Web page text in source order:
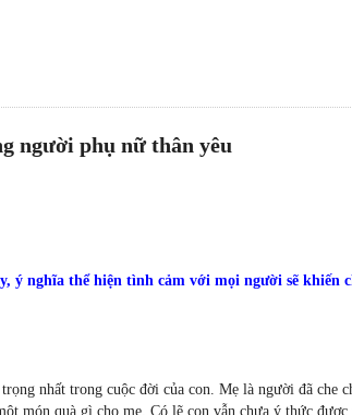
người phụ nữ thân yêu
ý nghĩa thể hiện tình cảm với mọi người sẽ khiến
nhất trong cuộc đời của con. Mẹ là người đã che
món quà gì cho mẹ. Có lẽ con vẫn chưa ý thức được